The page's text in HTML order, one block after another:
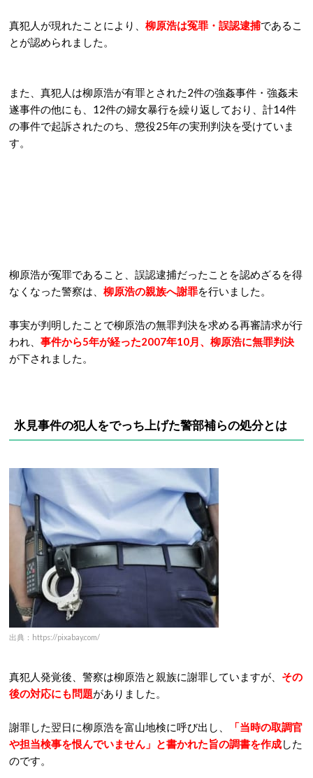
真犯人が現れたことにより、 柳原浩は冤罪・誤認逮捕であるこ
とが認められました。
また、真犯人は柳原浩が有罪とされた2件の強姦事件・強姦未
遂事件の他にも、12件の婦女暴行を繰り返しており、計14件
の事件で起訴されたのち、懲役25年の実刑判決を受けていま
す。
柳原浩が冤罪であること、誤認逮捕だったことを認めざるを得
なくなった警察は、 柳原浩の親族へ謝罪を行いました。
事実が判明したことで柳原浩の無罪判決を求める再審請求が行
われ、 事件から5年が経った2007年10月、柳原浩に無罪判決
が下されました。
氷見事件の犯人をでっち上げた警部補らの処分とは
出典：https://pixabay.com/
真犯人発覚後、警察は柳原浩と親族に謝罪していますが、 その
後の対応にも問題がありました。
謝罪した翌日に柳原浩を富山地検に呼び出し、
「当時の取調官
や担当検事を恨んでいません」と書かれた旨の調書を作成した
のです。